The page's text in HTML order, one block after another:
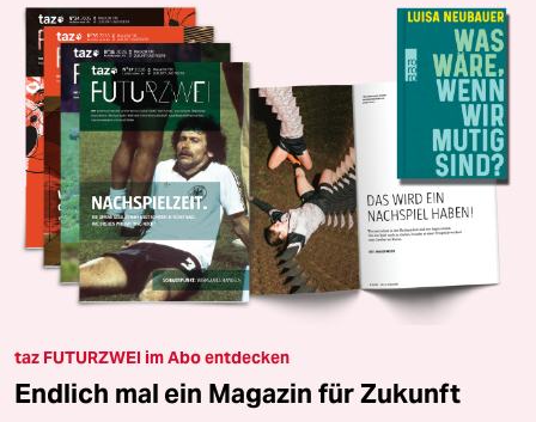
taz FUTURZWEI im Abo entdecken
Endlich mal ein Magazin für Zukunft